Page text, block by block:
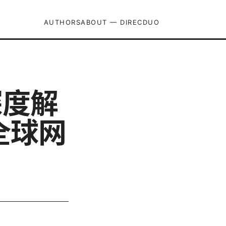
AUTHORSABOUT — DIRECDUO
解
球网